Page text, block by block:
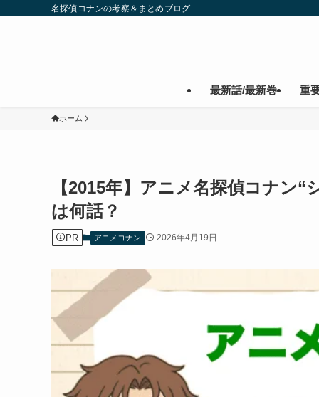
名探偵コナンの考察＆まとめブログ
最新話/最新巻 重
ホーム
【2015年】アニメ名探偵コナン
は何話？
PR アニメコナン 2026年4月19日